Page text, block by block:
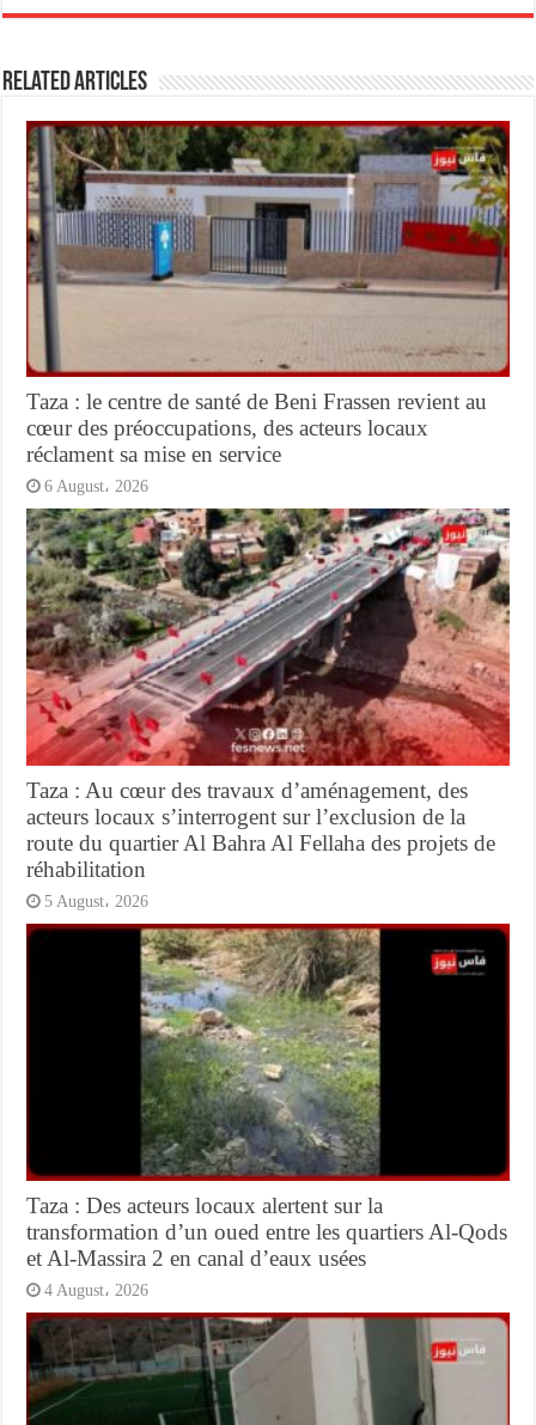
Related Articles
Taza : le centre de santé de Beni Frassen revient au
cœur des préoccupations, des acteurs locaux
réclament sa mise en service
6 August، 2026
Taza : Au cœur des travaux d’aménagement, des
acteurs locaux s’interrogent sur l’exclusion de la
route du quartier Al Bahra Al Fellaha des projets de
réhabilitation
5 August، 2026
Taza : Des acteurs locaux alertent sur la
transformation d’un oued entre les quartiers Al-Qods
et Al-Massira 2 en canal d’eaux usées
4 August، 2026